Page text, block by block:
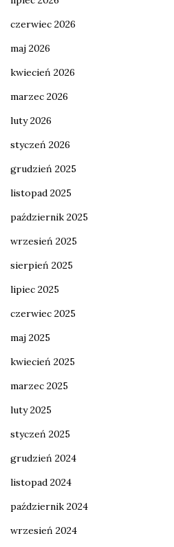
czerwiec 2026
maj 2026
kwiecień 2026
marzec 2026
luty 2026
styczeń 2026
grudzień 2025
listopad 2025
październik 2025
wrzesień 2025
sierpień 2025
lipiec 2025
czerwiec 2025
maj 2025
kwiecień 2025
marzec 2025
luty 2025
styczeń 2025
grudzień 2024
listopad 2024
październik 2024
wrzesień 2024